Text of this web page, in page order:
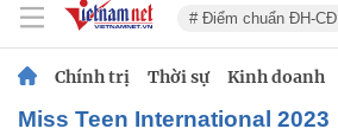
# Điểm chuẩn ĐH-CĐ
Chính trị Thời sự Kinh doanh
Miss Teen International 2023